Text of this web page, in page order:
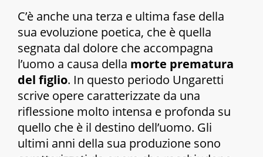
C’è anche una terza e ultima fase della
sua evoluzione poetica, che è quella
segnata dal dolore che accompagna
l’uomo a causa della morte prematura
del figlio. In questo periodo Ungaretti
scrive opere caratterizzate da una
riflessione molto intensa e profonda su
quello che è il destino dell’uomo. Gli
ultimi anni della sua produzione sono